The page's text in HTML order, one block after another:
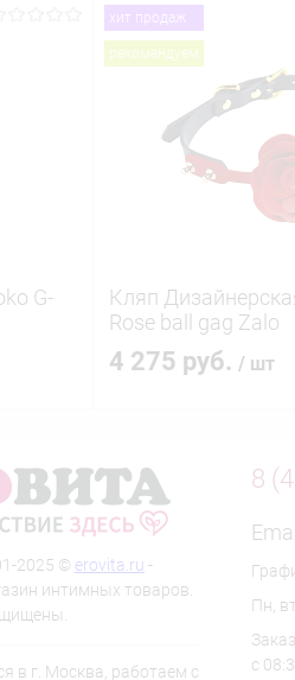
G-
хит продаж
рекомендуем
Кляп
Rose ball gag Zalo
4 275 руб. / шт
2025 © erovita.ru -
интимных товаров.
в г. Москва, работаем с
8
Пн,
с